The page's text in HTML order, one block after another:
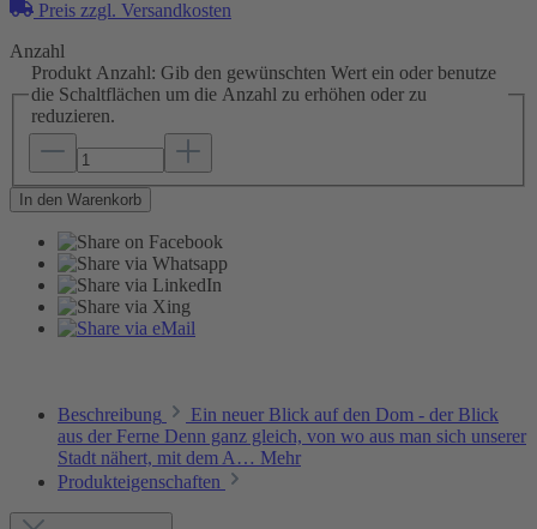
Preis zzgl. Versandkosten
Anzahl
Produkt Anzahl: Gib den gewünschten Wert ein oder benutze
die Schaltflächen um die Anzahl zu erhöhen oder zu
reduzieren.
In den Warenkorb
Beschreibung
Ein neuer Blick auf den Dom - der Blick
aus der Ferne Denn ganz gleich, von wo aus man sich unserer
Stadt nähert, mit dem A… Mehr
Produkteigenschaften